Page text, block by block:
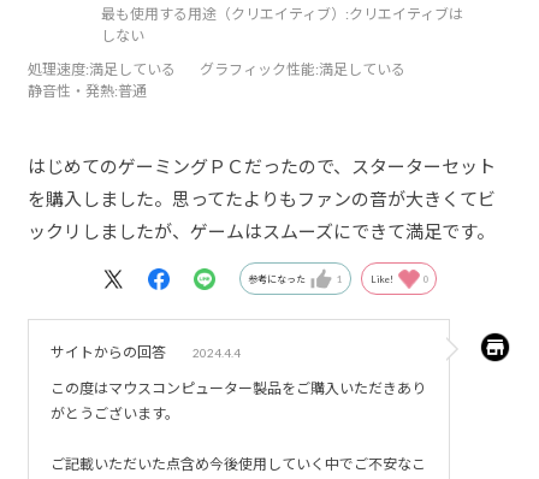
最も使用する用途（クリエイティブ）:クリエイティブは
しない
処理速度:満足している グラフィック性能:満足している
静音性・発熱:普通
はじめてのゲーミングＰＣだったので、スターターセット
を購入しました。思ってたよりもファンの音が大きくてビ
ックリしましたが、ゲームはスムーズにできて満足です。
参考になった 1 Like! 0
サイトからの回答 2024.4.4
この度はマウスコンピューター製品をご購入いただきあり
がとうございます。
ご記載いただいた点含め今後使用していく中でご不安なこ